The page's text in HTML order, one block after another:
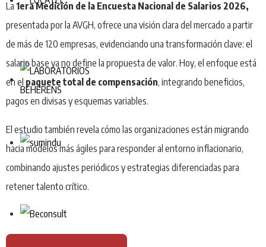
La 1era Medición de la Encuesta Nacional de Salarios 2026,
presentada por la AVGH, ofrece una visión clara del mercado a partir
de más de 120 empresas, evidenciando una transformación clave: el
salario base ya no define la propuesta de valor. Hoy, el enfoque está
en el paquete total de compensación, integrando beneficios,
pagos en divisas y esquemas variables.
El estudio también revela cómo las organizaciones están migrando
hacia modelos más ágiles para responder al entorno inflacionario,
combinando ajustes periódicos y estrategias diferenciadas para
retener talento crítico.